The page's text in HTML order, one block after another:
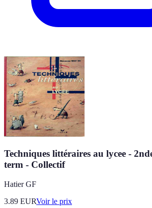
Techniques littéraires au lycee -
term - Collectif
Hatier GF
3.89 EURVoir le prix